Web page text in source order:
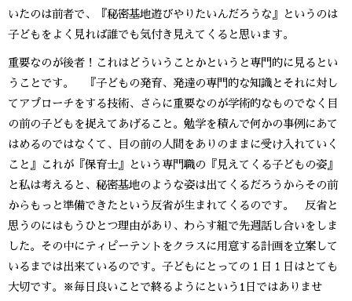
いたのは前者で、『秘密基地遊びやりたいんだろうな』というのは
子どもをよく見れば誰でも気付き見えてくると思います。
重要なのが後者！これはどういうことかというと専門的に見るとい
うことです。 『子どもの発育、発達の専門的な知識とそれに対し
てアプローチをする技術、さらに重要なのが学術的なものでなく目
の前の子どもを捉えてあげること。勉学を積んで何かの事例にあて
はめるのではなくて、目の前の人間をありのままに受け入れていく
こと』これが『保育士』という専門職の『見えてくる子どもの姿』
と私は考えると、秘密基地のような姿は出てくるだろうからその前
からもっと準備できたという反省が生まれてくるのです。 反省と
思うのにはもうひとつ理由があり、わらす組で先週話し合いをしま
した。その中にティピーテントをクラスに用意する計画を立案して
いるまでは出来ているのです。子どもにとっての１日１日はとても
大切です。※毎日良いことで終るようにという1日ではありませ